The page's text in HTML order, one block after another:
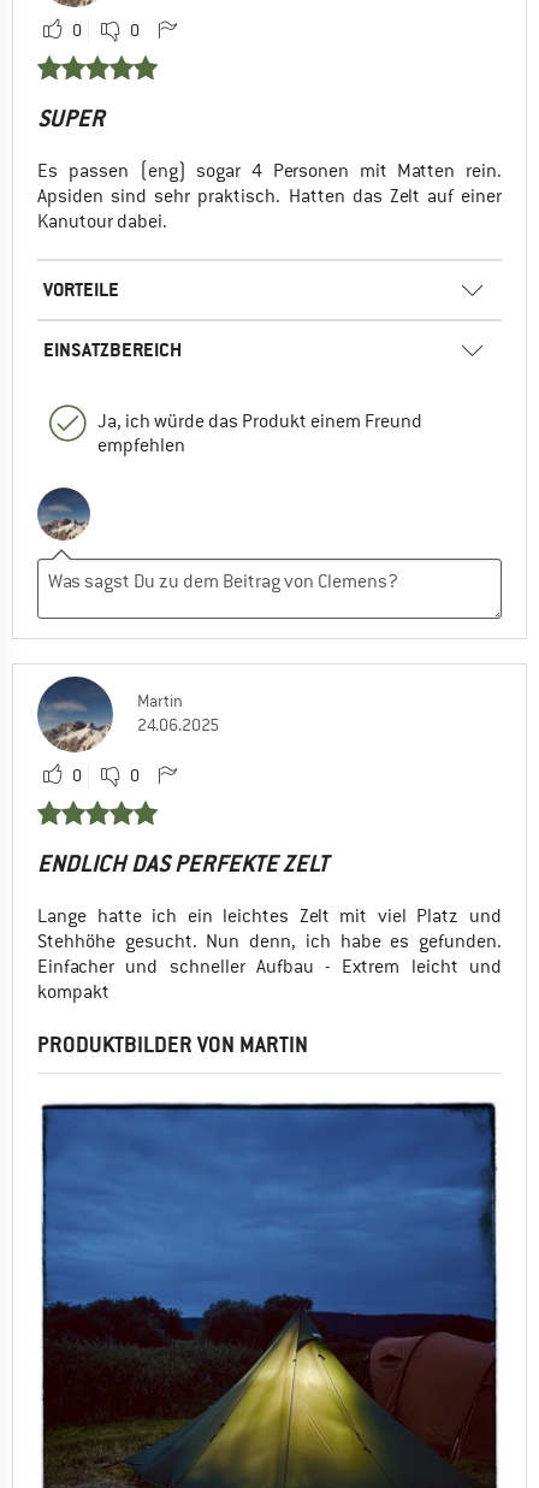
0 0
SUPER
Es passen (eng) sogar 4 Personen mit Matten rein.
Apsiden sind sehr praktisch. Hatten das Zelt auf einer
Kanutour dabei.
VORTEILE
EINSATZBEREICH
Ja, ich würde das Produkt einem Freund
empfehlen
Martin
24.06.2025
0 0
ENDLICH DAS PERFEKTE ZELT
Lange hatte ich ein leichtes Zelt mit viel Platz und
Stehhöhe gesucht. Nun denn, ich habe es gefunden.
Einfacher und schneller Aufbau - Extrem leicht und
kompakt
PRODUKTBILDER VON MARTIN